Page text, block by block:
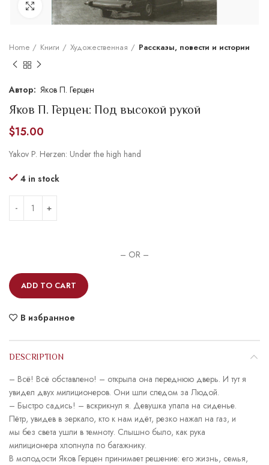
Увеличить
Home Книги Художественная Рассказы, повести и истории
Яков П. Герцен
Яков П. Герцен: Под высокой рукой
$15.00
Yakov P. Herzen: Under the high hand
4 in stock
– OR –
ADD TO CART
В избранное
DESCRIPTION
– Всё! Всё обставлено! – открыла она переднюю дверь. И тут я
увидел двух милиционеров. Они шли следом за Людой.
– Быстро садись! – вскрикнул я. Девушка упала на сиденье.
Пётр, увидев в зеркало, кто к нам идёт, резко нажал на газ, и
мы без света ушли в темноту. Слышно было, как рука
милиционера хлопнула по багажнику.
В молодости Яков Герцен принимает решение: его жизнь, семья,